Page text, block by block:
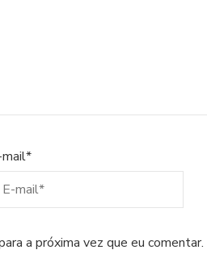
*
a próxima vez que eu comentar.